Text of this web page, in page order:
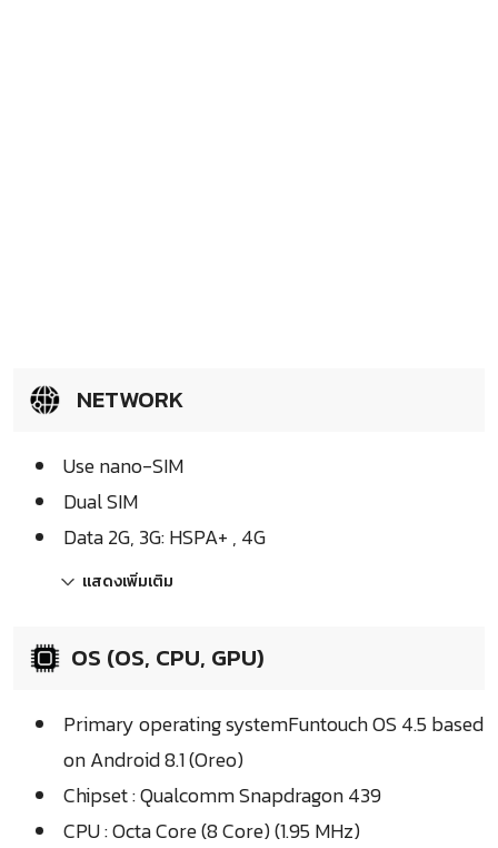
NETWORK
Use nano-SIM
Dual SIM
Data 2G, 3G: HSPA+ , 4G
แสดงเพิ่มเติม
OS (OS, CPU, GPU)
Primary operating systemFuntouch OS 4.5 based
on Android 8.1 (Oreo)
Chipset : Qualcomm Snapdragon 439
CPU : Octa Core (8 Core) (1.95 MHz)